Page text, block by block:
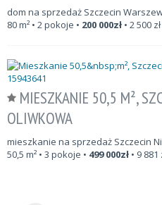
dom na sprzedaż Szczecin
80m² • 2 pokoje • 200 000zł • 2 500
MIESZKANIE 50,5 M²,
OLIWKOWA
mieszkanie na sprzedaż Szczecin
50,5 m² • 3 pokoje • 499 000zł • 9 881